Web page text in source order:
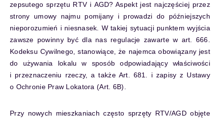
zepsutego sprzętu RTV i AGD? Aspekt jest najczęściej przez
strony umowy najmu pomijany i prowadzi do późniejszych
nieporozumień i niesnasek. W takiej sytuacji punktem wyjścia
zawsze powinny być dla nas regulacje zawarte w art. 666.
Kodeksu Cywilnego, stanowiące, że najemca obowiązany jest
do używania lokalu w sposób odpowiadający właściwości
i przeznaczeniu rzeczy, a także Art. 681. i zapisy z Ustawy
o Ochronie Praw Lokatora (Art. 6B).
Przy nowych mieszkaniach często sprzęty RTV/AGD objęte